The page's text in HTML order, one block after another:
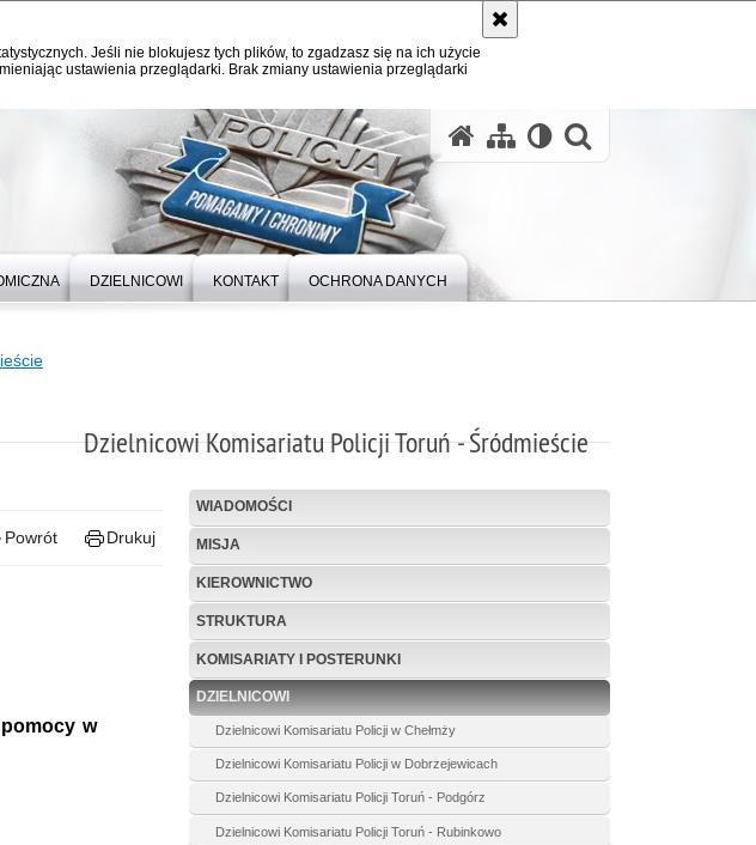
Jeśli nie blokujesz tych plików, to zgadzasz się na ich użycie
ustawienia przeglądarki. Brak zmiany ustawienia przeglądarki
DZIELNICOWI KONTAKT OCHRONA DANYCH
Dzielnicowi Komisariatu Policji Toruń - Śródmieście
Powrót Drukuj
w
WIADOMOŚCI
MISJA
KIEROWNICTWO
STRUKTURA
KOMISARIATY I POSTERUNKI
DZIELNICOWI
Dzielnicowi Komisariatu Policji w Chełmży
Dzielnicowi Komisariatu Policji w Dobrzejewicach
Dzielnicowi Komisariatu Policji Toruń - Podgórz
Dzielnicowi Komisariatu Policji Toruń - Rubinkowo